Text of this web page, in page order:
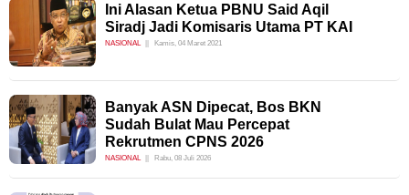
Ini Alasan Ketua PBNU Said Aqil
Siradj Jadi Komisaris Utama PT KAI
NASIONAL Kamis, 04 Maret 2021
Banyak ASN Dipecat, Bos BKN
Sudah Bulat Mau Percepat
Rekrutmen CPNS 2026
NASIONAL Rabu, 08 Juli 2026